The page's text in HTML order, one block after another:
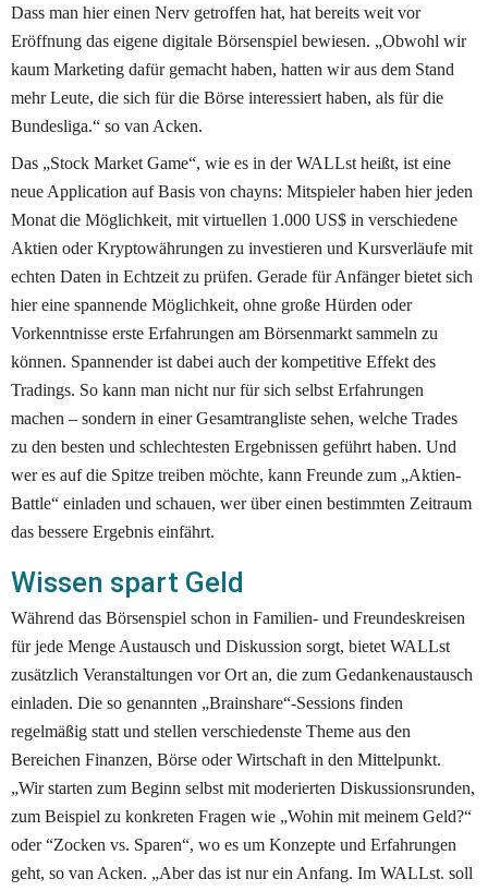
Dass man hier einen Nerv getroffen hat, hat bereits weit vor
Eröffnung das eigene digitale Börsenspiel bewiesen. „Obwohl wir
kaum Marketing dafür gemacht haben, hatten wir aus dem Stand
mehr Leute, die sich für die Börse interessiert haben, als für die
Bundesliga.“ so van Acken.
Das „Stock Market Game“, wie es in der WALLst heißt, ist eine
neue Application auf Basis von chayns: Mitspieler haben hier jeden
Monat die Möglichkeit, mit virtuellen 1.000 US$ in verschiedene
Aktien oder Kryptowährungen zu investieren und Kursverläufe mit
echten Daten in Echtzeit zu prüfen. Gerade für Anfänger bietet sich
hier eine spannende Möglichkeit, ohne große Hürden oder
Vorkenntnisse erste Erfahrungen am Börsenmarkt sammeln zu
können. Spannender ist dabei auch der kompetitive Effekt des
Tradings. So kann man nicht nur für sich selbst Erfahrungen
machen – sondern in einer Gesamtrangliste sehen, welche Trades
zu den besten und schlechtesten Ergebnissen geführt haben. Und
wer es auf die Spitze treiben möchte, kann Freunde zum „Aktien-
Battle“ einladen und schauen, wer über einen bestimmten Zeitraum
das bessere Ergebnis einfährt.
Wissen spart Geld
Während das Börsenspiel schon in Familien- und Freundeskreisen
für jede Menge Austausch und Diskussion sorgt, bietet WALLst
zusätzlich Veranstaltungen vor Ort an, die zum Gedankenaustausch
einladen. Die so genannten „Brainshare“-Sessions finden
regelmäßig statt und stellen verschiedenste Theme aus den
Bereichen Finanzen, Börse oder Wirtschaft in den Mittelpunkt.
„Wir starten zum Beginn selbst mit moderierten Diskussionsrunden,
zum Beispiel zu konkreten Fragen wie „Wohin mit meinem Geld?“
oder “Zocken vs. Sparen“, wo es um Konzepte und Erfahrungen
geht, so van Acken. „Aber das ist nur ein Anfang. Im WALLst. soll